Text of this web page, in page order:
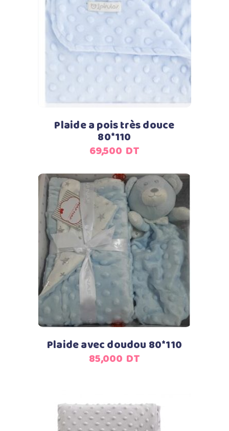
Plaide a pois très douce
80*110
69,500 DT
Ajouter au panier
Plaide avec doudou 80*110
85,000 DT